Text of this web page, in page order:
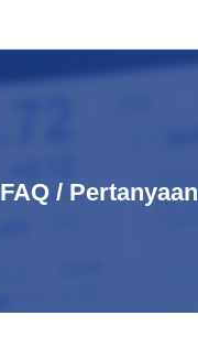
FAQ / Pertanyaan